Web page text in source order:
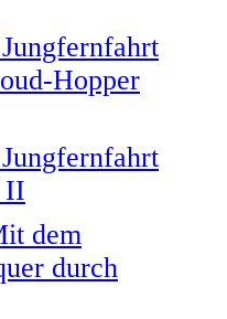
Hopper
II
dem
durch